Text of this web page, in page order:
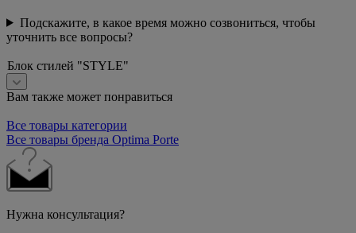
Подскажите, в какое время можно созвониться, чтобы
уточнить все вопросы?
Блок стилей "STYLE"
Вам также может понравиться
Все товары категории
Все товары бренда Optima Porte
Нужна консультация?